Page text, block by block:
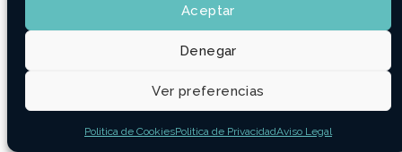
Aceptar
Denegar
Ver preferencias
Politica de CookiesPolitica de PrivacidadAviso Legal